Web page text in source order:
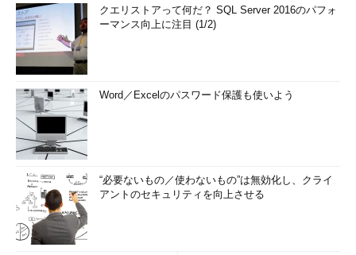
クエリストアって何だ？ SQL Server 2016のパフォ
ーマンス向上に注目 (1/2)
Word／Excelのパスワード保護も使いよう
“必要ないもの／使わないもの”は無効化し、クライ
アントのセキュリティを向上させる